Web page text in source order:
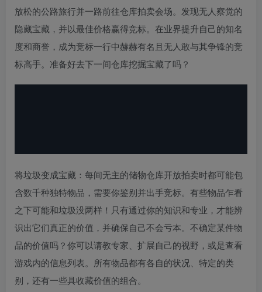
放松的公路旅行并一路前往仓库拍卖会场。发现无人察觉的
隐藏宝藏，并以最佳价格赢得竞标。在业界提升自己的知名
度和商誉，成为竞标一行中赫赫有名且无人敢与其争锋的竞
标高手。准备好去下一间仓库挖掘宝藏了吗？
将垃圾变成宝藏：每间无主的储物仓库开放拍卖时都可能包
含数千种独特物品，需要你鉴别并出手竞标。有些物品乍看
之下可能和垃圾没两样！只有通过你的知识和专业，才能辨
识出它们真正的价值，并确保自己不会亏本。不确定某件物
品的价值吗？你可以请教专家、扩展自己的视野，或是查看
游戏内的信息列表。所有物品都有各自的状况、特定的类
别，还有一些具收藏价值的组合。